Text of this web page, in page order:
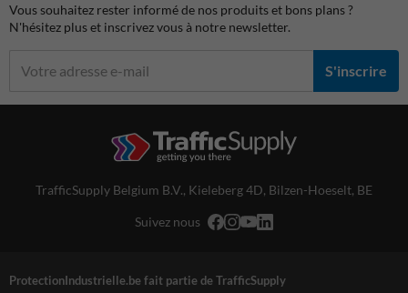
Vous souhaitez rester informé de nos produits et bons plans ?
N'hésitez plus et inscrivez vous à notre newsletter.
S'inscrire
TrafficSupply Belgium B.V., Kieleberg 4D, Bilzen-Hoeselt, BE
Suivez nous
ProtectionIndustrielle.be fait partie de TrafficSupply